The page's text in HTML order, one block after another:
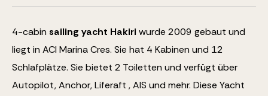
4-cabin sailing yacht Hakiri wurde 2009 gebaut und
liegt in ACI Marina Cres. Sie hat 4 Kabinen und 12
Schlafplätze. Sie bietet 2 Toiletten und verfügt über
Autopilot, Anchor, Liferaft , AIS und mehr. Diese Yacht